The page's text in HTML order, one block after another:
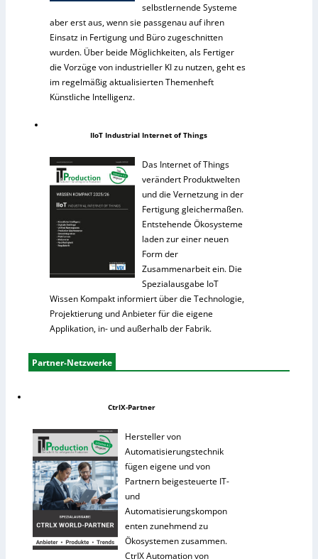
selbstlernende Systeme
aber erst aus, wenn sie passgenau auf ihren
Einsatz in Fertigung und Büro zugeschnitten
wurden. Über beide Möglichkeiten, als Fertiger
die Vorzüge von industrieller KI zu nutzen, geht es
im regelmäßig aktualisierten Themenheft
Künstliche Intelligenz.
IIoT Industrial Internet of Things
Das Internet of Things
verändert Produktwelten
und die Vernetzung in der
Fertigung gleichermaßen.
Entstehende Ökosysteme
laden zur einer neuen
Form der
Zusammenarbeit ein. Die
Spezialausgabe IoT
Wissen Kompakt informiert über die Technologie,
Projektierung und Anbieter für die eigene
Applikation, in- und außerhalb der Fabrik.
Partner-Netzwerke
CtrlX-Partner
Hersteller von
Automatisierungstechnik
fügen eigene und von
Partnern beigesteuerte IT-
und
Automatisierungskompon
enten zunehmend zu
Ökosystemen zusammen.
CtrlX Automation von